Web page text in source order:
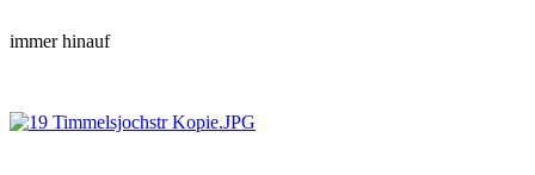
immer hinauf